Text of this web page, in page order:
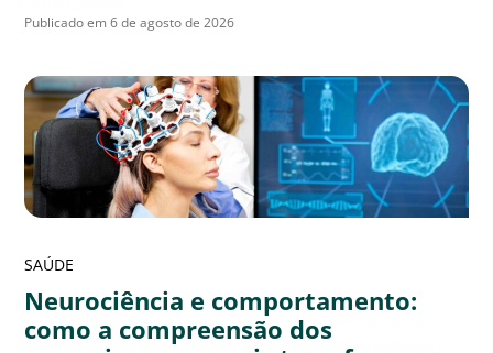
Publicado em 6 de agosto de 2026
SAÚDE
Neurociência e comportamento:
como a compreensão dos